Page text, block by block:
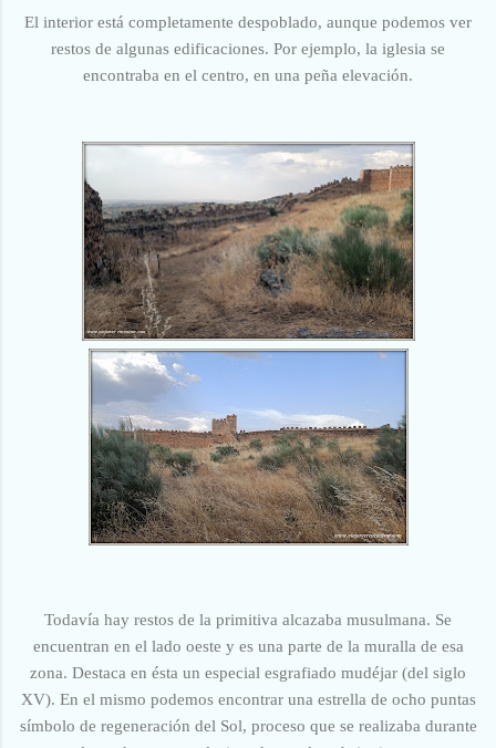
El interior está completamente despoblado, aunque podemos ver
restos de algunas edificaciones. Por ejemplo, la iglesia se
encontraba en el centro, en una peña elevación.
Todavía hay restos de la primitiva alcazaba musulmana. Se
encuentran en el lado oeste y es una parte de la muralla de esa
zona. Destaca en ésta un especial esgrafiado mudéjar (del siglo
XV). En el mismo podemos encontrar una estrella de ocho puntas
símbolo de regeneración del Sol, proceso que se realizaba durante